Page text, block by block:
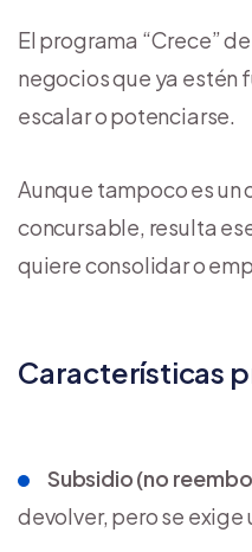
El programa “Crece”
negocios que ya estén
escalar o potenciarse.
Aunque tampoco es un
concursable, resulta
quiere consolidar o
Características
Subsidio (no
devolver, pero se exige